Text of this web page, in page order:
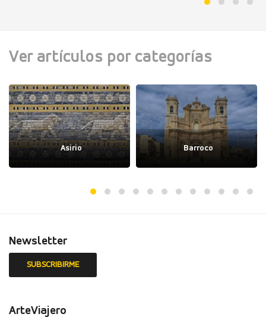
Ver artículos por categorías
Asirio Barroco
Newsletter
ArteViajero